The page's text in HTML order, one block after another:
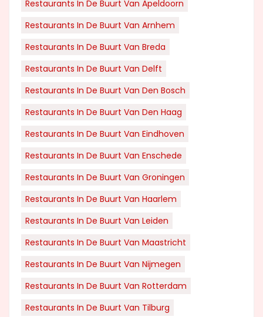
Restaurants In De Buurt Van Apeldoorn
Restaurants In De Buurt Van Arnhem
Restaurants In De Buurt Van Breda
Restaurants In De Buurt Van Delft
Restaurants In De Buurt Van Den Bosch
Restaurants In De Buurt Van Den Haag
Restaurants In De Buurt Van Eindhoven
Restaurants In De Buurt Van Enschede
Restaurants In De Buurt Van Groningen
Restaurants In De Buurt Van Haarlem
Restaurants In De Buurt Van Leiden
Restaurants In De Buurt Van Maastricht
Restaurants In De Buurt Van Nijmegen
Restaurants In De Buurt Van Rotterdam
Restaurants In De Buurt Van Tilburg